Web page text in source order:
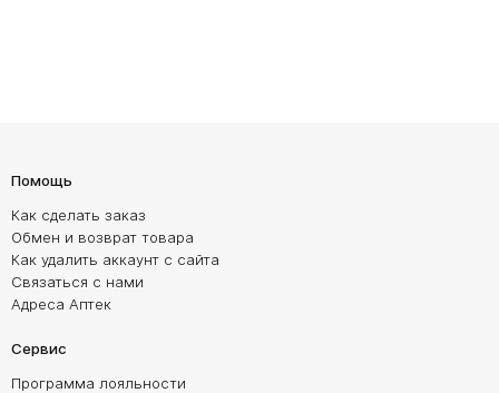
Помощь
Как сделать заказ
Обмен и возврат товара
Как удалить аккаунт с сайта
Связаться с нами
Адреса Аптек
Сервис
Программа лояльности